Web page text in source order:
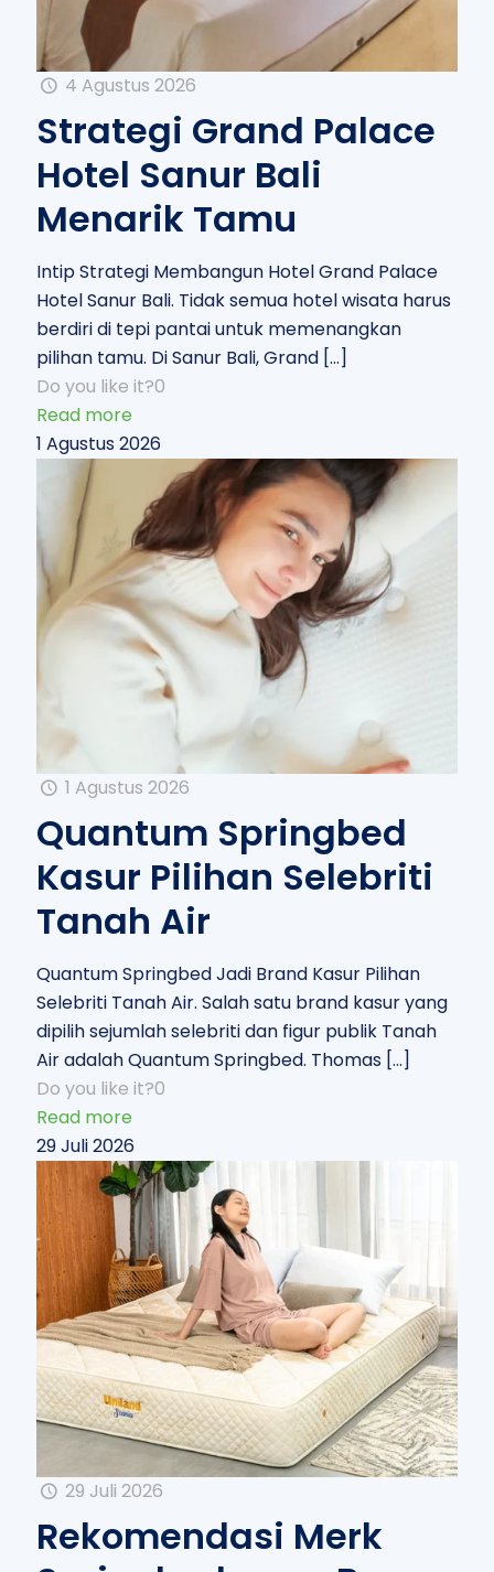
4 Agustus 2026
Strategi Grand Palace
Hotel Sanur Bali
Menarik Tamu
Intip Strategi Membangun Hotel Grand Palace
Hotel Sanur Bali. Tidak semua hotel wisata harus
berdiri di tepi pantai untuk memenangkan
pilihan tamu. Di Sanur Bali, Grand […]
Do you like it?0
Read more
1 Agustus 2026
1 Agustus 2026
Quantum Springbed
Kasur Pilihan Selebriti
Tanah Air
Quantum Springbed Jadi Brand Kasur Pilihan
Selebriti Tanah Air. Salah satu brand kasur yang
dipilih sejumlah selebriti dan figur publik Tanah
Air adalah Quantum Springbed. Thomas […]
Do you like it?0
Read more
29 Juli 2026
29 Juli 2026
Rekomendasi Merk